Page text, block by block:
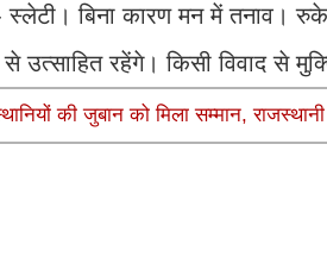
बिना कारण मन में तनाव। रुके
रहेंगे। किसी विवाद से
की जुबान को मिला सम्मान,